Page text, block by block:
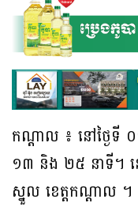
កណ្តាល ៖ នៅថ្ងៃទី
១៣ និង ២៥ នាទី។
ស្នួល ខេត្តកណ្ដាល ។